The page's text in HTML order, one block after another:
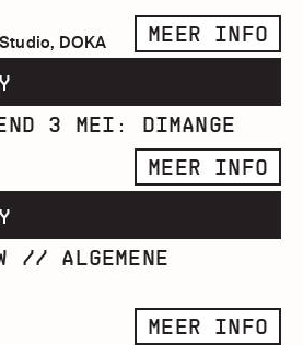
DOKA
MEER INFO
3 MEI: DIMANGE
MEER INFO
// ALGEMENE
MEER INFO